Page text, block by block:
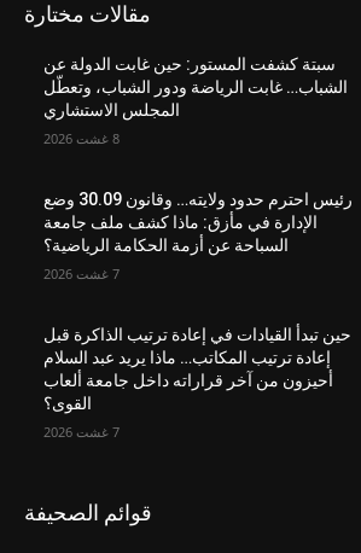
مقالات مختارة
سبتة كشفت المستور: حين غابت الدولة عن
الشباب… غابت الرياضة ودور الشباب، وتعطّل
المجلس الاستشاري
8 غشت 2026
رئيس احترم حدود ولايته… وقانون 30.09 وضع
الإدارة في مأزق: ماذا كشف ملف جامعة
السباحة عن أزمة الحكامة الرياضية؟
7 غشت 2026
حين تبدأ القيادات في إعادة ترتيب الذاكرة قبل
إعادة ترتيب المكاتب… ماذا يريد عبد السلام
أحيزون من آخر قراراته داخل جامعة ألعاب
القوى؟
7 غشت 2026
قوائم الصحيفة